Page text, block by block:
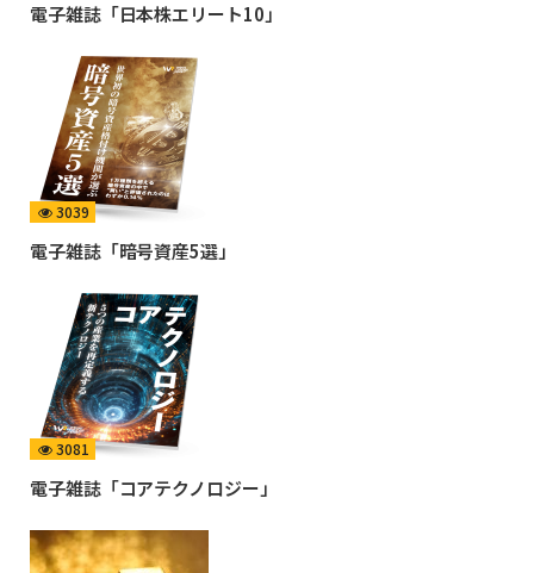
電子雑誌「日本株エリート10」
3039
電子雑誌「暗号資産5選」
3081
電子雑誌「コアテクノロジー」